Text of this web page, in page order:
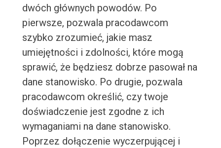
dwóch głównych powodów. Po
pierwsze, pozwala pracodawcom
szybko zrozumieć, jakie masz
umiejętności i zdolności, które mogą
sprawić, że będziesz dobrze pasował na
dane stanowisko. Po drugie, pozwala
pracodawcom określić, czy twoje
doświadczenie jest zgodne z ich
wymaganiami na dane stanowisko.
Poprzez dołączenie wyczerpującej i